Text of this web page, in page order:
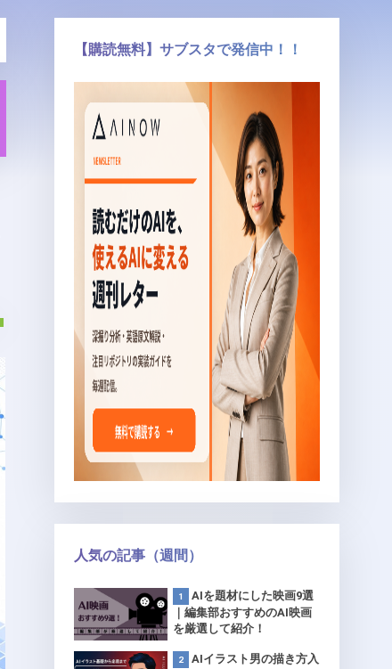
【購読無料】サブスタで発信中！！
人気の記事（週間）
AIを題材にした映画9選
｜編集部おすすめのAI映画
を厳選して紹介！
AIイラスト男の描き方入